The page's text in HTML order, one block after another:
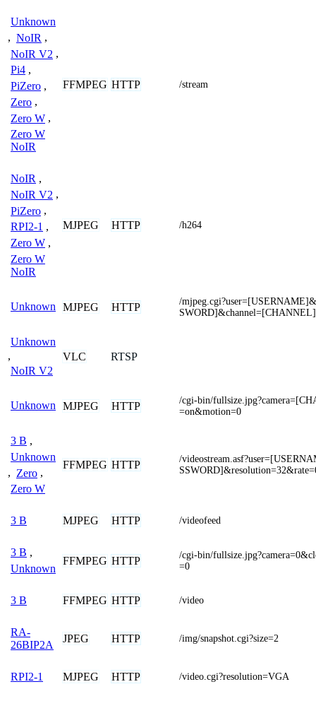
Unknown
, NoIR ,
NoIR V2 ,
Pi4 ,
PiZero ,
Zero ,
Zero W ,
Zero W
NoIR
FFMPEG HTTP /stream
NoIR ,
NoIR V2 ,
PiZero ,
RPI2-1 ,
Zero W ,
Zero W
NoIR
MJPEG HTTP /h264
Unknown MJPEG HTTP
/
SWORD]&channel=[CHANNEL]
Unknown
,
NoIR V2
VLC RTSP
Unknown MJPEG HTTP
/cgi-bin/
=on&motion=0
3 B ,
Unknown
, Zero ,
Zero W
FFMPEG HTTP
/
3 B MJPEG HTTP /videofeed
3 B ,
Unknown
FFMPEG HTTP
/cgi-bin/
=0
3 B FFMPEG HTTP /video
RA-
26BIP2A
JPEG HTTP /img/snapshot.cgi?size=2
RPI2-1 MJPEG HTTP /video.cgi?resolution=VGA